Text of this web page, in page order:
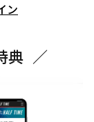
ン
典 ／